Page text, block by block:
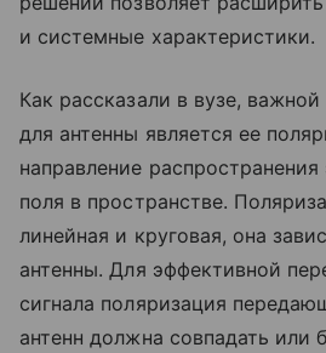
и системные характеристики.
Как рассказали в вузе,
для антенны является ее
направление распространения
поля в пространстве.
линейная и круговая, она
антенны. Для эффективной
сигнала поляризация
антенн должна совпадать или